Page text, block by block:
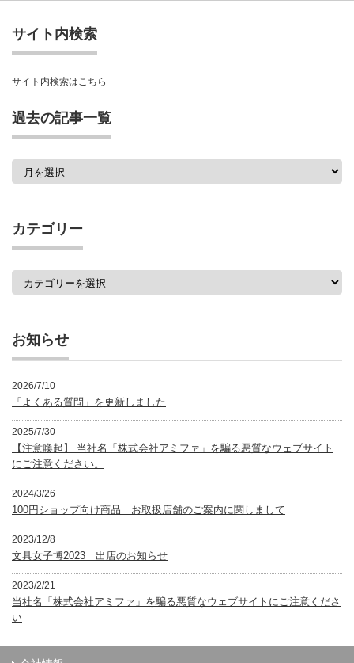
サイト内検索
サイト内検索はこちら
過去の記事一覧
過
一
覧
カテゴリー
カ
お知らせ
2026/7/10
「よくある質問」を更新しました
2025/7/30
【注意喚起】 当社名「株式会社アミファ」を騙る悪質なウェブサイト
にご注意ください。
2024/3/26
100円ショップ向け商品 お取扱店舗のご案内に関しまして
2023/12/8
文具女子博2023 出店のお知らせ
2023/2/21
当社名「株式会社アミファ」を騙る悪質なウェブサイトにご注意くださ
い